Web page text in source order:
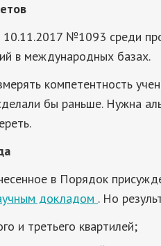
№1093 среди
в международных базах.
компетентность
бы раньше. Нужна
в Порядок
докладом . Но
и третьего квартилей;